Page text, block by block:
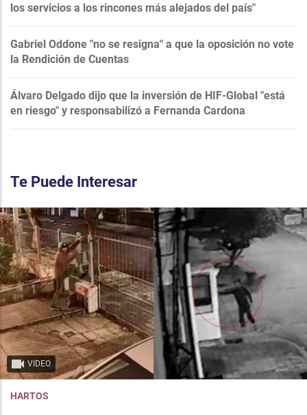
los servicios a los rincones más alejados del país"
Gabriel Oddone "no se resigna" a que la oposición no vote
la Rendición de Cuentas
Álvaro Delgado dijo que la inversión de HIF-Global "está
en riesgo" y responsabilizó a Fernanda Cardona
Te Puede Interesar
VIDEO
HARTOS